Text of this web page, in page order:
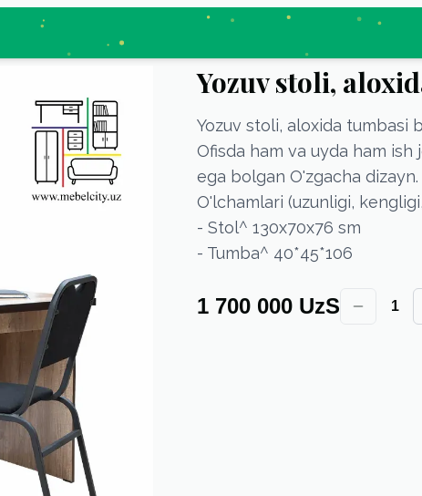
Yozuv stoli,
Yozuv stoli, aloxida tumbasi
Ofisda ham va uyda ham
ega bolgan O'zgacha
O'lchamlari (uzunligi,
- Stol^ 130х70х76 sm
- Tumba^ 40*45*106
1 700 000 UzS 1